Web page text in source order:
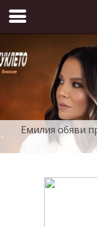
Folk.bg
Емилия обяви